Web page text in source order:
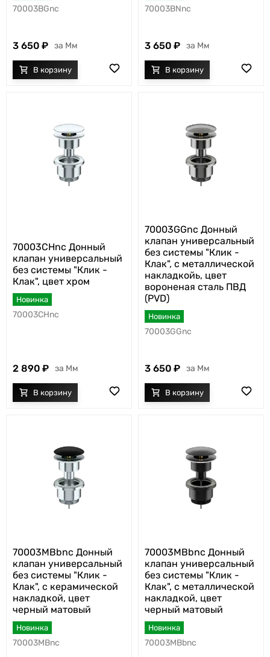
70003BGnc
3 650 Мм
70003BNnc
3 650 Мм
70003CHnc Донный
клапан универсальный
без системы "Клик -
Клак", цвет хром
Новинка
70003CHnc
2 890 Мм
70003GGnc Донный
клапан универсальный
без системы "Клик -
Клак", с металлической
накладкойь, цвет
вороненая сталь ПВД
(PVD)
Новинка
70003GGnc
3 650 Мм
70003MBbnc Донный
клапан универсальный
без системы "Клик -
Клак", с керамической
накладкой, цвет
черный матовый
Новинка
70003MBnc
70003MBbnc Донный
клапан универсальный
без системы "Клик -
Клак", с металлической
накладкой, цвет
черный матовый
Новинка
70003MBbnc